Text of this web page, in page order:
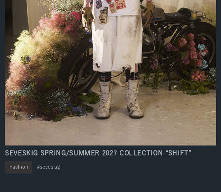
SEVESKIG SPRING/SUMMER 2027 COLLECTION “SHIFT”
Fashion seveskig